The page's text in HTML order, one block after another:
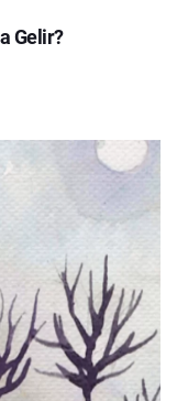
Gelir?